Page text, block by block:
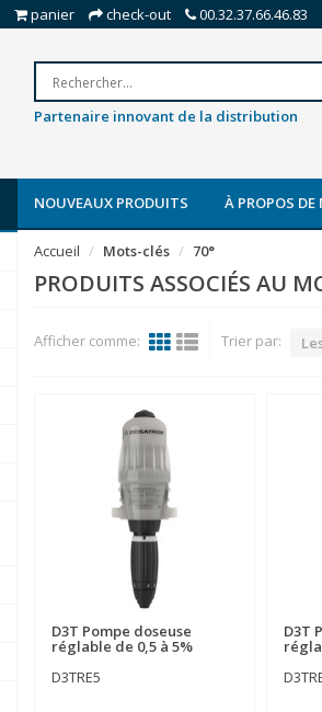
panier check-out 00.32.37.66.46.83
Partenaire innovant de la distribution
NOUVEAUX PRODUITS À PROPOS DE
Accueil Mots-clés 70°
PRODUITS ASSOCIÉS AU
Afficher comme: Trier par:
D3T Pompe doseuse
réglable de 0,5 à 5%
D3TRE5
D3T